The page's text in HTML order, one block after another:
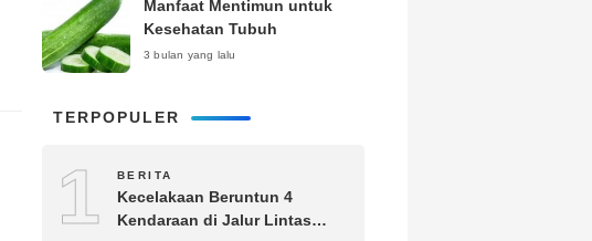
Manfaat Mentimun untuk
Kesehatan Tubuh
3 bulan yang lalu
TERPOPULER
1 BERITA
Kecelakaan Beruntun 4
Kendaraan di Jalur Lintas